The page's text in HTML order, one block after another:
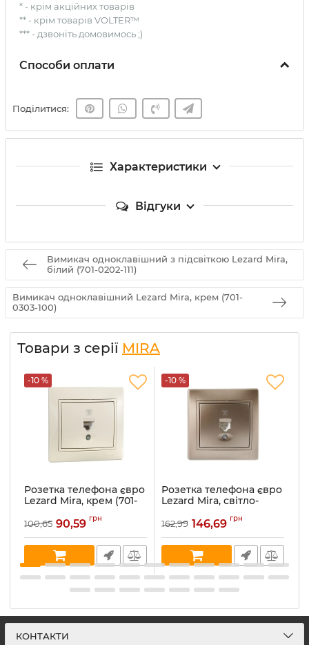
* - крім акційних товарів
** - крім товарів VOLTER™
*** - дзвоніть домовимось ;)
Способи оплати
Поділитися:
Характеристики
Відгуки
Вимикач одноклавішний з підсвіткою Lezard Mira,
білий (701-0202-111)
Вимикач одноклавішний Lezard Mira, крем (701-
0303-100)
Товари з серії MIRA
-10 %
Розетка телефона євро
Lezard Mira, крем (701-
Артикул:701-0303-137
В наявності:5
100,65 90,59 грн
-10 %
Розетка телефона євро
Lezard Mira, світло-
перламутр (701-3131-137)
Артикул:701-3131-137
В наявності:
162,99 146,69 грн
КОНТАКТИ